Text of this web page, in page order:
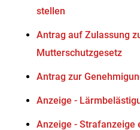
stellen
Antrag auf Zulassung
Mutterschutzgesetz
Antrag zur
Anzeige -
Anzeige - Strafanzeige